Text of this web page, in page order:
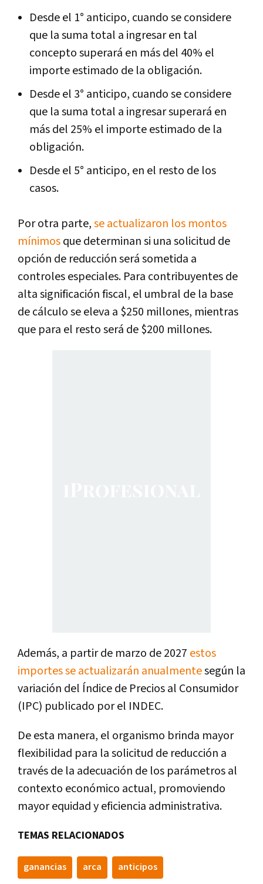
Desde el 1° anticipo, cuando se considere
que la suma total a ingresar en tal
concepto superará en más del 40% el
importe estimado de la obligación.
Desde el 3° anticipo, cuando se considere
que la suma total a ingresar superará en
más del 25% el importe estimado de la
obligación.
Desde el 5° anticipo, en el resto de los
casos.
Por otra parte,se actualizaron los montos
mínimosque determinan si una solicitud de
opción de reducción será sometida a
controles especiales. Para contribuyentes de
alta significación fiscal, el umbral de la base
de cálculo se eleva a $250 millones, mientras
que para el resto será de $200 millones.
Además, a partir de marzo de 2027 estos
importes se actualizarán anualmentesegún la
variación del Índice de Precios al Consumidor
(IPC) publicado por el INDEC.
De esta manera, el organismo brinda mayor
flexibilidad para la solicitud de reducción a
través de la adecuación de los parámetros al
contexto económico actual, promoviendo
mayor equidad y eficiencia administrativa.
TEMAS RELACIONADOS
ganancias arca anticipos